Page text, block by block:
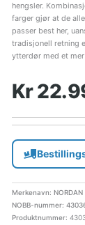
hengsler.
farger gjør at de
passer best her,
tradisjonell retning
ytterdør med et
Kr
Merkenavn: NORDAN
NOBB-nummer:
Produktnummer: